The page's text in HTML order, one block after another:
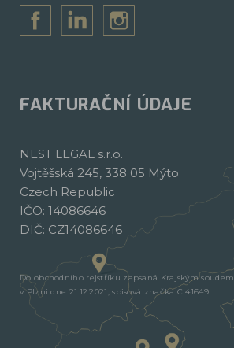
FAKTURAČNÍ ÚDAJE
NEST LEGAL s.r.o.
Vojtěšská 245, 338 05 Mýto
Czech Republic
IČO: 14086646
DIČ: CZ14086646
Do obchodního rejstříku zapsaná Krajským soudem
v Plzni dne 21.12.2021, spisová značka C 41649.